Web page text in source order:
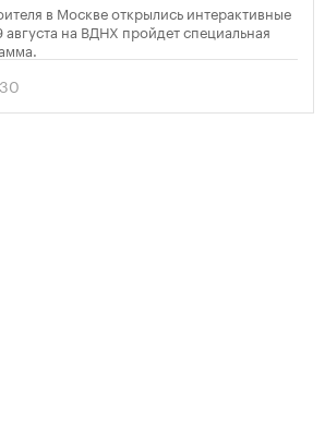
в Москве открылись интерактивные
августа на ВДНХ пройдет специальная